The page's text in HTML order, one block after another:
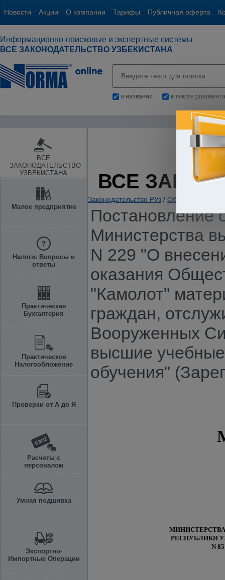
Новости Акции О компании Тарифы Публичная оферта
Информационно-поисковые и экспертные системы
ВСЕ ЗАКОНОДАТЕЛЬСТВО УЗБЕКИСТАНА
в названии в тексте документа
ВСЕ
ЗАКОНОДАТЕЛЬСТВО
УЗБЕКИСТАНА
Малое предприятие
Налоги: Вопросы и
ответы
Практическая
Бухгалтерия
Практическое
Налогообложение
Проверки от А до Я
Расчеты с
персоналом
Умная подшивка
Экспортно-
Импортные Операции
ВСЕ
Законодательство РУз / Образование.
Постановление
Министерства
N 229 "О
оказания
"Камолот"
граждан,
Вооруженных
высшие
обучения"
РЕСПУБЛИКИ
N 85